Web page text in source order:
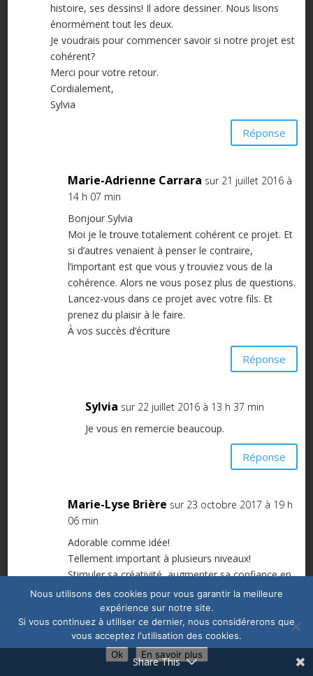
histoire, ses dessins! Il adore dessiner. Nous lisons
énormément tout les deux.
Je voudrais pour commencer savoir si notre projet est
cohérent?
Merci pour votre retour.
Cordialement,
Sylvia
Réponse
Marie-Adrienne Carrara sur 21 juillet 2016 à
14 h 07 min
Bonjour Sylvia
Moi je le trouve totalement cohérent ce projet. Et
si d’autres venaient à penser le contraire,
l’important est que vous y trouviez vous de la
cohérence. Alors ne vous posez plus de questions.
Lancez-vous dans ce projet avec votre fils. Et
prenez du plaisir à le faire.
À vos succès d’écriture
Réponse
Sylvia sur 22 juillet 2016 à 13 h 37 min
Je vous en remercie beaucoup.
Réponse
Marie-Lyse Brière sur 23 octobre 2017 à 19 h
06 min
Adorable comme idée!
Tellement important à plusieurs niveaux!
Stimuler sa créativité, augmenter sa confiance en
lui, le Bonheur de créer en équipe avec sa mère,
Ne serait-ce qu’en quelques exemplaires et reliure
simple, c’est déjà génial!
Share This
Nous utilisons des cookies pour vous garantir la meilleure
expérience sur notre site.
Si vous continuez à utiliser ce dernier, nous considérerons que
vous acceptez l'utilisation des cookies.
Ok
En savoir plus